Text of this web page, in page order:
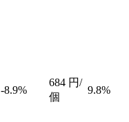
-8.9%
684 円/
個
9.8%